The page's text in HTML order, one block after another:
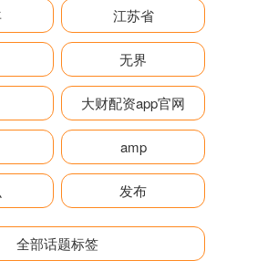
江苏省
无界
大财配资app官网
amp
发布
全部话题标签